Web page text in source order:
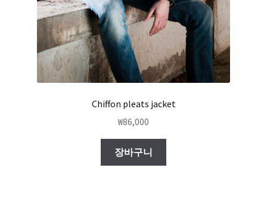
Chiffon pleats jacket
₩86,000
장바구니